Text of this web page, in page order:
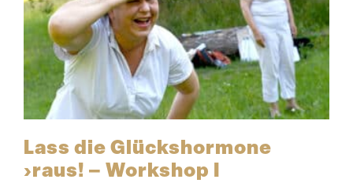
Lass die Glücks­hormone
›raus! – Workshop I